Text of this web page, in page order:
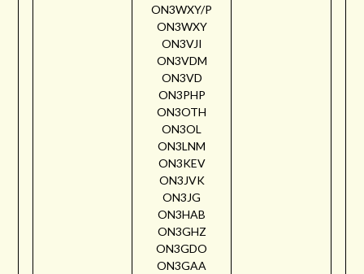
ON3WXY/P
ON3WXY
ON3VJI
ON3VDM
ON3VD
ON3PHP
ON3OTH
ON3OL
ON3LNM
ON3KEV
ON3JVK
ON3JG
ON3HAB
ON3GHZ
ON3GDO
ON3GAA